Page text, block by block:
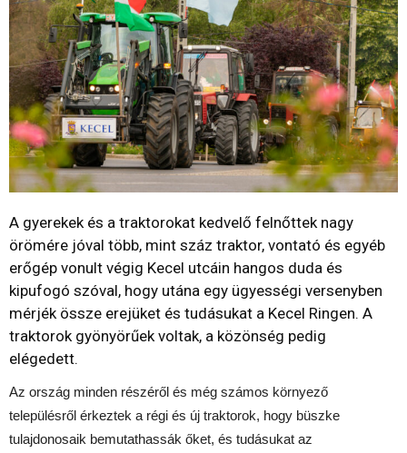
A gyerekek és a traktorokat kedvelő felnőttek nagy
örömére jóval több, mint száz traktor, vontató és egyéb
erőgép vonult végig Kecel utcáin hangos duda és
kipufogó szóval, hogy utána egy ügyességi versenyben
mérjék össze erejüket és tudásukat a Kecel Ringen. A
traktorok gyönyörűek voltak, a közönség pedig
elégedett.
Az ország minden részéről és még számos környező
településről érkeztek a régi és új traktorok, hogy büszke
tulajdonosaik bemutathassák őket, és tudásukat az